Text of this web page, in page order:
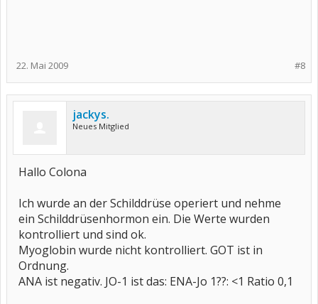
#8
22. Mai 2009
jackys.
Neues Mitglied
Hallo Colona
Ich wurde an der Schilddrüse operiert und nehme
ein Schilddrüsenhormon ein. Die Werte wurden
kontrolliert und sind ok.
Myoglobin wurde nicht kontrolliert. GOT ist in
Ordnung.
ANA ist negativ. JO-1 ist das: ENA-Jo 1??: <1 Ratio 0,1